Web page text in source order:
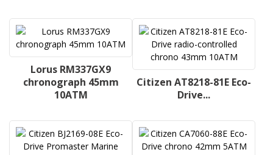
Lorus RM337GX9
chronograph 45mm
10ATM
Citizen AT8218-81E Eco-
Drive...